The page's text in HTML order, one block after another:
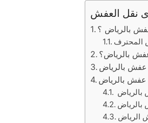
نقل العفش
بالرياض ؟
المحترف
بالرياض؟
عفش بالرياض
عفش بالرياض
الرياض